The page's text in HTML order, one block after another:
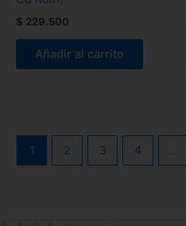
$ 229.500
Añadir al carrito
1 2 3 4